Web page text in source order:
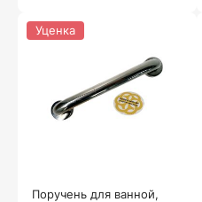
Поручень для ванной,
Уценка